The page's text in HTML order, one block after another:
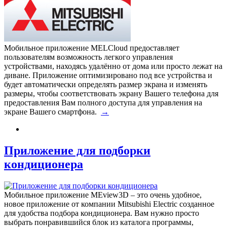
Мобильное приложение MELCloud предоставляет
пользователям возможность легкого управления
устройствами, находясь удалённо от дома или просто лежат на
диване. Приложение оптимизировано под все устройства и
будет автоматически определять размер экрана и изменять
размеры, чтобы соответствовать экрану Вашего телефона для
предоставления Вам полного доступа для управления на
экране Вашего смартфона.
→
Приложение для подборки
кондиционера
Мобильное приложение MEview3D – это очень удобное,
новое приложение от компании Mitsubishi Electric созданное
для удобства подбора кондиционера. Вам нужно просто
выбрать понравившийся блок из каталога программы,